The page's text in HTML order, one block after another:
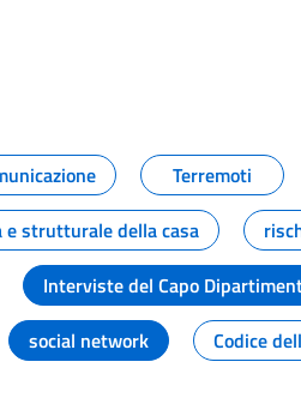
pagina
Terremoti
strutturale della casa
Interviste del Capo
social network Codice